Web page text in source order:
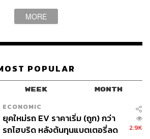
MORE
POPULAR
WEEK MONTH
ECONOMIC
ยุคใหม่รถ EV ราคาเริ่ม (ถูก) กว่า
รถไฮบริด หลังต้นทุนแบตเตอรี่ลด
2.9K